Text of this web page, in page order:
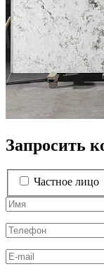
Запросить
Частное лицо